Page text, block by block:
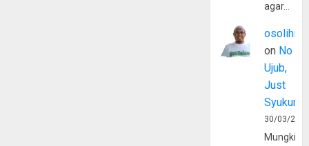
agar…
osolihin
on No
Ujub,
Just
Syukur
30/03/
Mungkin